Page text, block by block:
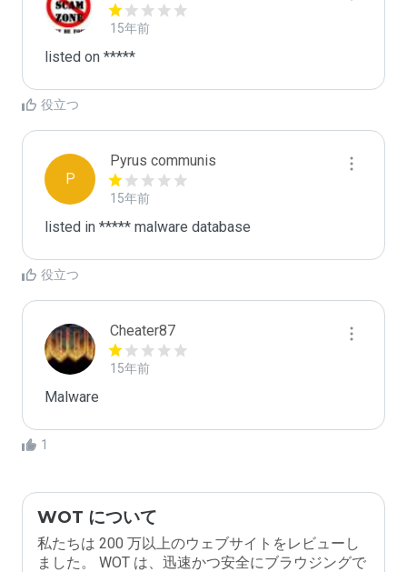
15年前
listed on *****
役立つ
P
Pyrus communis
15年前
listed in ***** malware database
役立つ
Cheater87
15年前
Malware
1
WOT について
私たちは 200 万以上のウェブサイトをレビューし
ました。 WOT は、迅速かつ安全にブラウジングで